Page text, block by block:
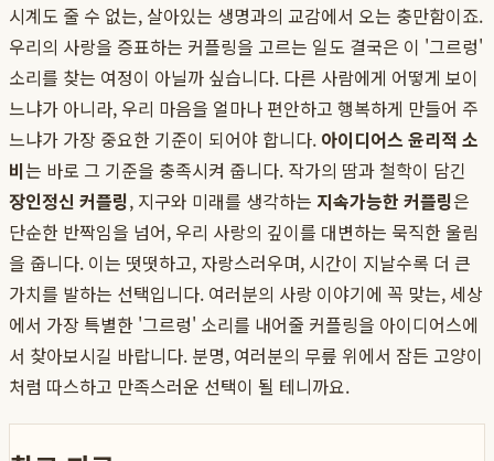
시계도 줄 수 없는, 살아있는 생명과의 교감에서 오는 충만함이죠.
우리의 사랑을 증표하는 커플링을 고르는 일도 결국은 이 '그르렁'
소리를 찾는 여정이 아닐까 싶습니다. 다른 사람에게 어떻게 보이
느냐가 아니라, 우리 마음을 얼마나 편안하고 행복하게 만들어 주
느냐가 가장 중요한 기준이 되어야 합니다. 아이디어스 윤리적 소
비는 바로 그 기준을 충족시켜 줍니다. 작가의 땀과 철학이 담긴
장인정신 커플링, 지구와 미래를 생각하는 지속가능한 커플링은
단순한 반짝임을 넘어, 우리 사랑의 깊이를 대변하는 묵직한 울림
을 줍니다. 이는 떳떳하고, 자랑스러우며, 시간이 지날수록 더 큰
가치를 발하는 선택입니다. 여러분의 사랑 이야기에 꼭 맞는, 세상
에서 가장 특별한 '그르렁' 소리를 내어줄 커플링을 아이디어스에
서 찾아보시길 바랍니다. 분명, 여러분의 무릎 위에서 잠든 고양이
처럼 따스하고 만족스러운 선택이 될 테니까요.